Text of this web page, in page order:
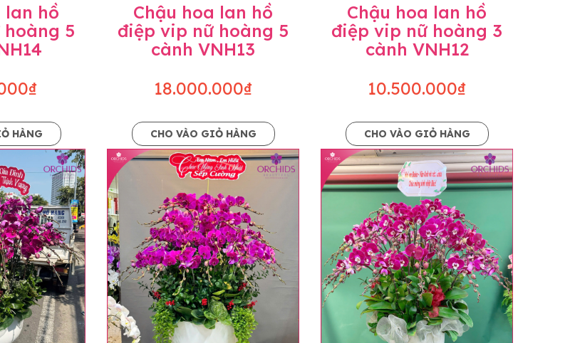
sẽ được phối ghép từ nhiều cây hoa và tạo dáng hoàn toàn thủ công nên có thể sẽ
hoa lan còn phụ thuộc theo mùa và điều kiện khách quan, tùy vào thời điểm hoa nở
thưa hoa và cách trang trí.
phẩm được thực hiện dựa trên mẫu đã chọn với mức độ giống mẫu khoảng 80-90%,
kiện trang trí chúng tôi sẽ chủ động liên lạc với khách hàng để thông báo và tư vấn
thay đổi. Trường hợp không đủ thời gian hoặc không liên lạc được với người
lan hồ
5
HÀNG
Chậu hoa lan hồ
điệp vip nữ hoàng 5
cành VNH13
18.000.000₫
CHO VÀO GIỎ HÀNG
Chậu hoa lan hồ
điệp vip nữ hoàng 3
cành VNH12
10.500.000₫
CHO VÀO GIỎ HÀNG